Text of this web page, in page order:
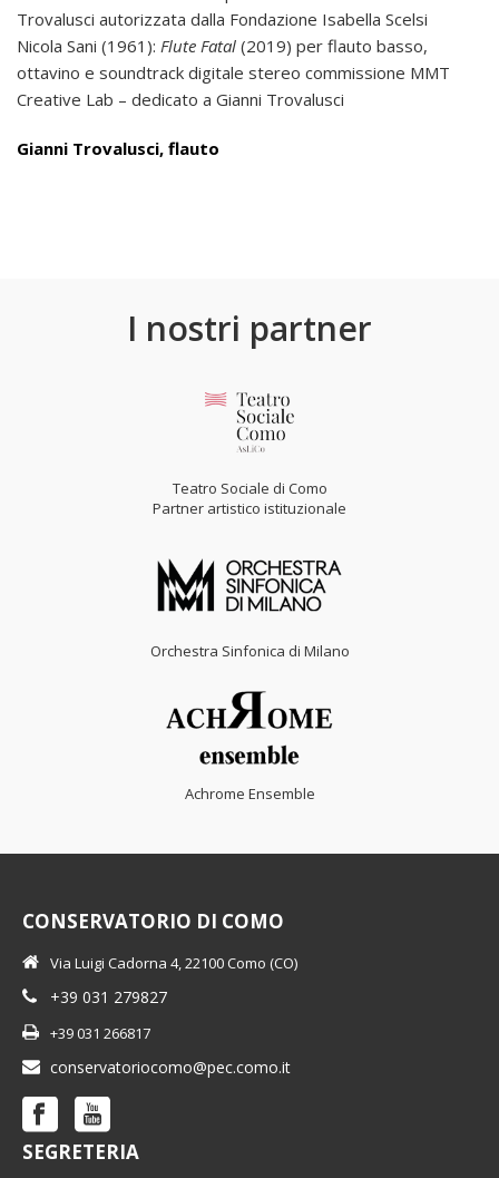
Trovalusci autorizzata dalla Fondazione Isabella Scelsi
Nicola Sani (1961): Flute Fatal (2019) per flauto basso,
ottavino e soundtrack digitale stereo commissione MMT
Creative Lab – dedicato a Gianni Trovalusci
Gianni Trovalusci, flauto
I nostri partner
Teatro Sociale di Como
Partner artistico istituzionale
Orchestra Sinfonica di Milano
Achrome Ensemble
CONSERVATORIO DI COMO
Via Luigi Cadorna 4, 22100 Como (CO)
+39 031 279827
+39 031 266817
conservatoriocomo@pec.como.it
SEGRETERIA